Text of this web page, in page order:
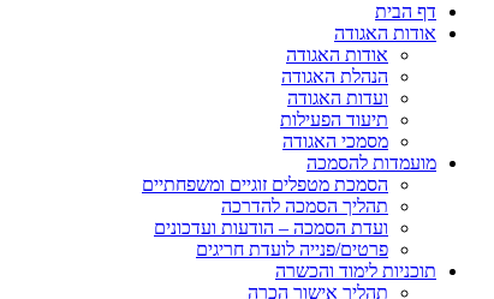
דף הבית
אודות האגודה
אודות האגודה
הנהלת האגודה
ועדות האגודה
תיעוד הפעילות
מסמכי האגודה
מועמדות להסמכה
הסמכת מטפלים זוגיים ומשפחתיים
תהליך הסמכה להדרכה
ועדת הסמכה – הודעות ועדכונים
פרטים/פנייה לועדת חריגים
תוכניות לימוד והכשרה
תהליך אישור הכרה